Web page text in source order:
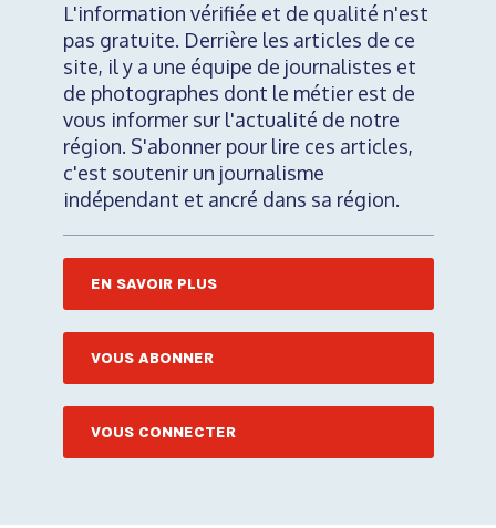
L'information vérifiée et de qualité n'est
pas gratuite. Derrière les articles de ce
site, il y a une équipe de journalistes et
de photographes dont le métier est de
vous informer sur l'actualité de notre
région. S'abonner pour lire ces articles,
c'est soutenir un journalisme
indépendant et ancré dans sa région.
EN SAVOIR PLUS
VOUS ABONNER
VOUS CONNECTER